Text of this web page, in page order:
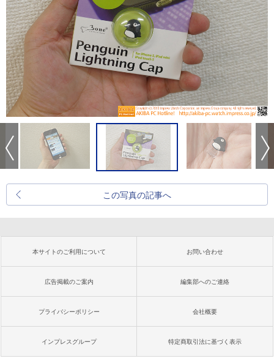
この写真の記事へ
本サイトのご利用について お問い合わせ
広告掲載のご案内 編集部へのご連絡
プライバシーポリシー 会社概要
インプレスグループ 特定商取引法に基づく表示